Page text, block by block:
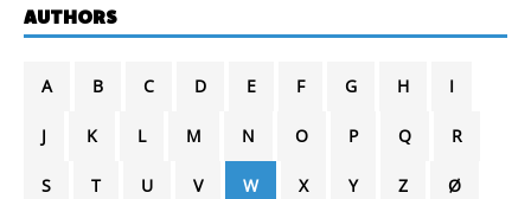
AUTHORS
A B C D E F G H I
J K L M N O P Q R
S T U V W X Y Z Ø